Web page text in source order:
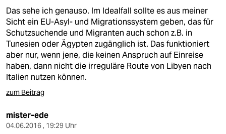
Das sehe ich genauso. Im Idealfall sollte es aus meiner
Sicht ein EU-Asyl- und Migrationssystem geben, das für
Schutzsuchende und Migranten auch schon z.B. in
Tunesien oder Ägypten zugänglich ist. Das funktioniert
aber nur, wenn jene, die keinen Anspruch auf Einreise
haben, dann nicht die irreguläre Route von Libyen nach
Italien nutzen können.
zum Beitrag
mister-ede
04.06.2016 , 19:29 Uhr